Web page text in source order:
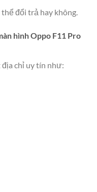
thể đổi trả hay không.
hình Oppo F11 Pro
chỉ uy tín như: